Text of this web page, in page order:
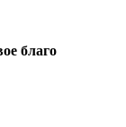
благо